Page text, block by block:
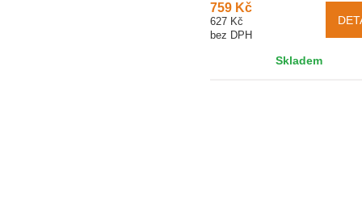
759 Kč
627 Kč
bez DPH
Skladem